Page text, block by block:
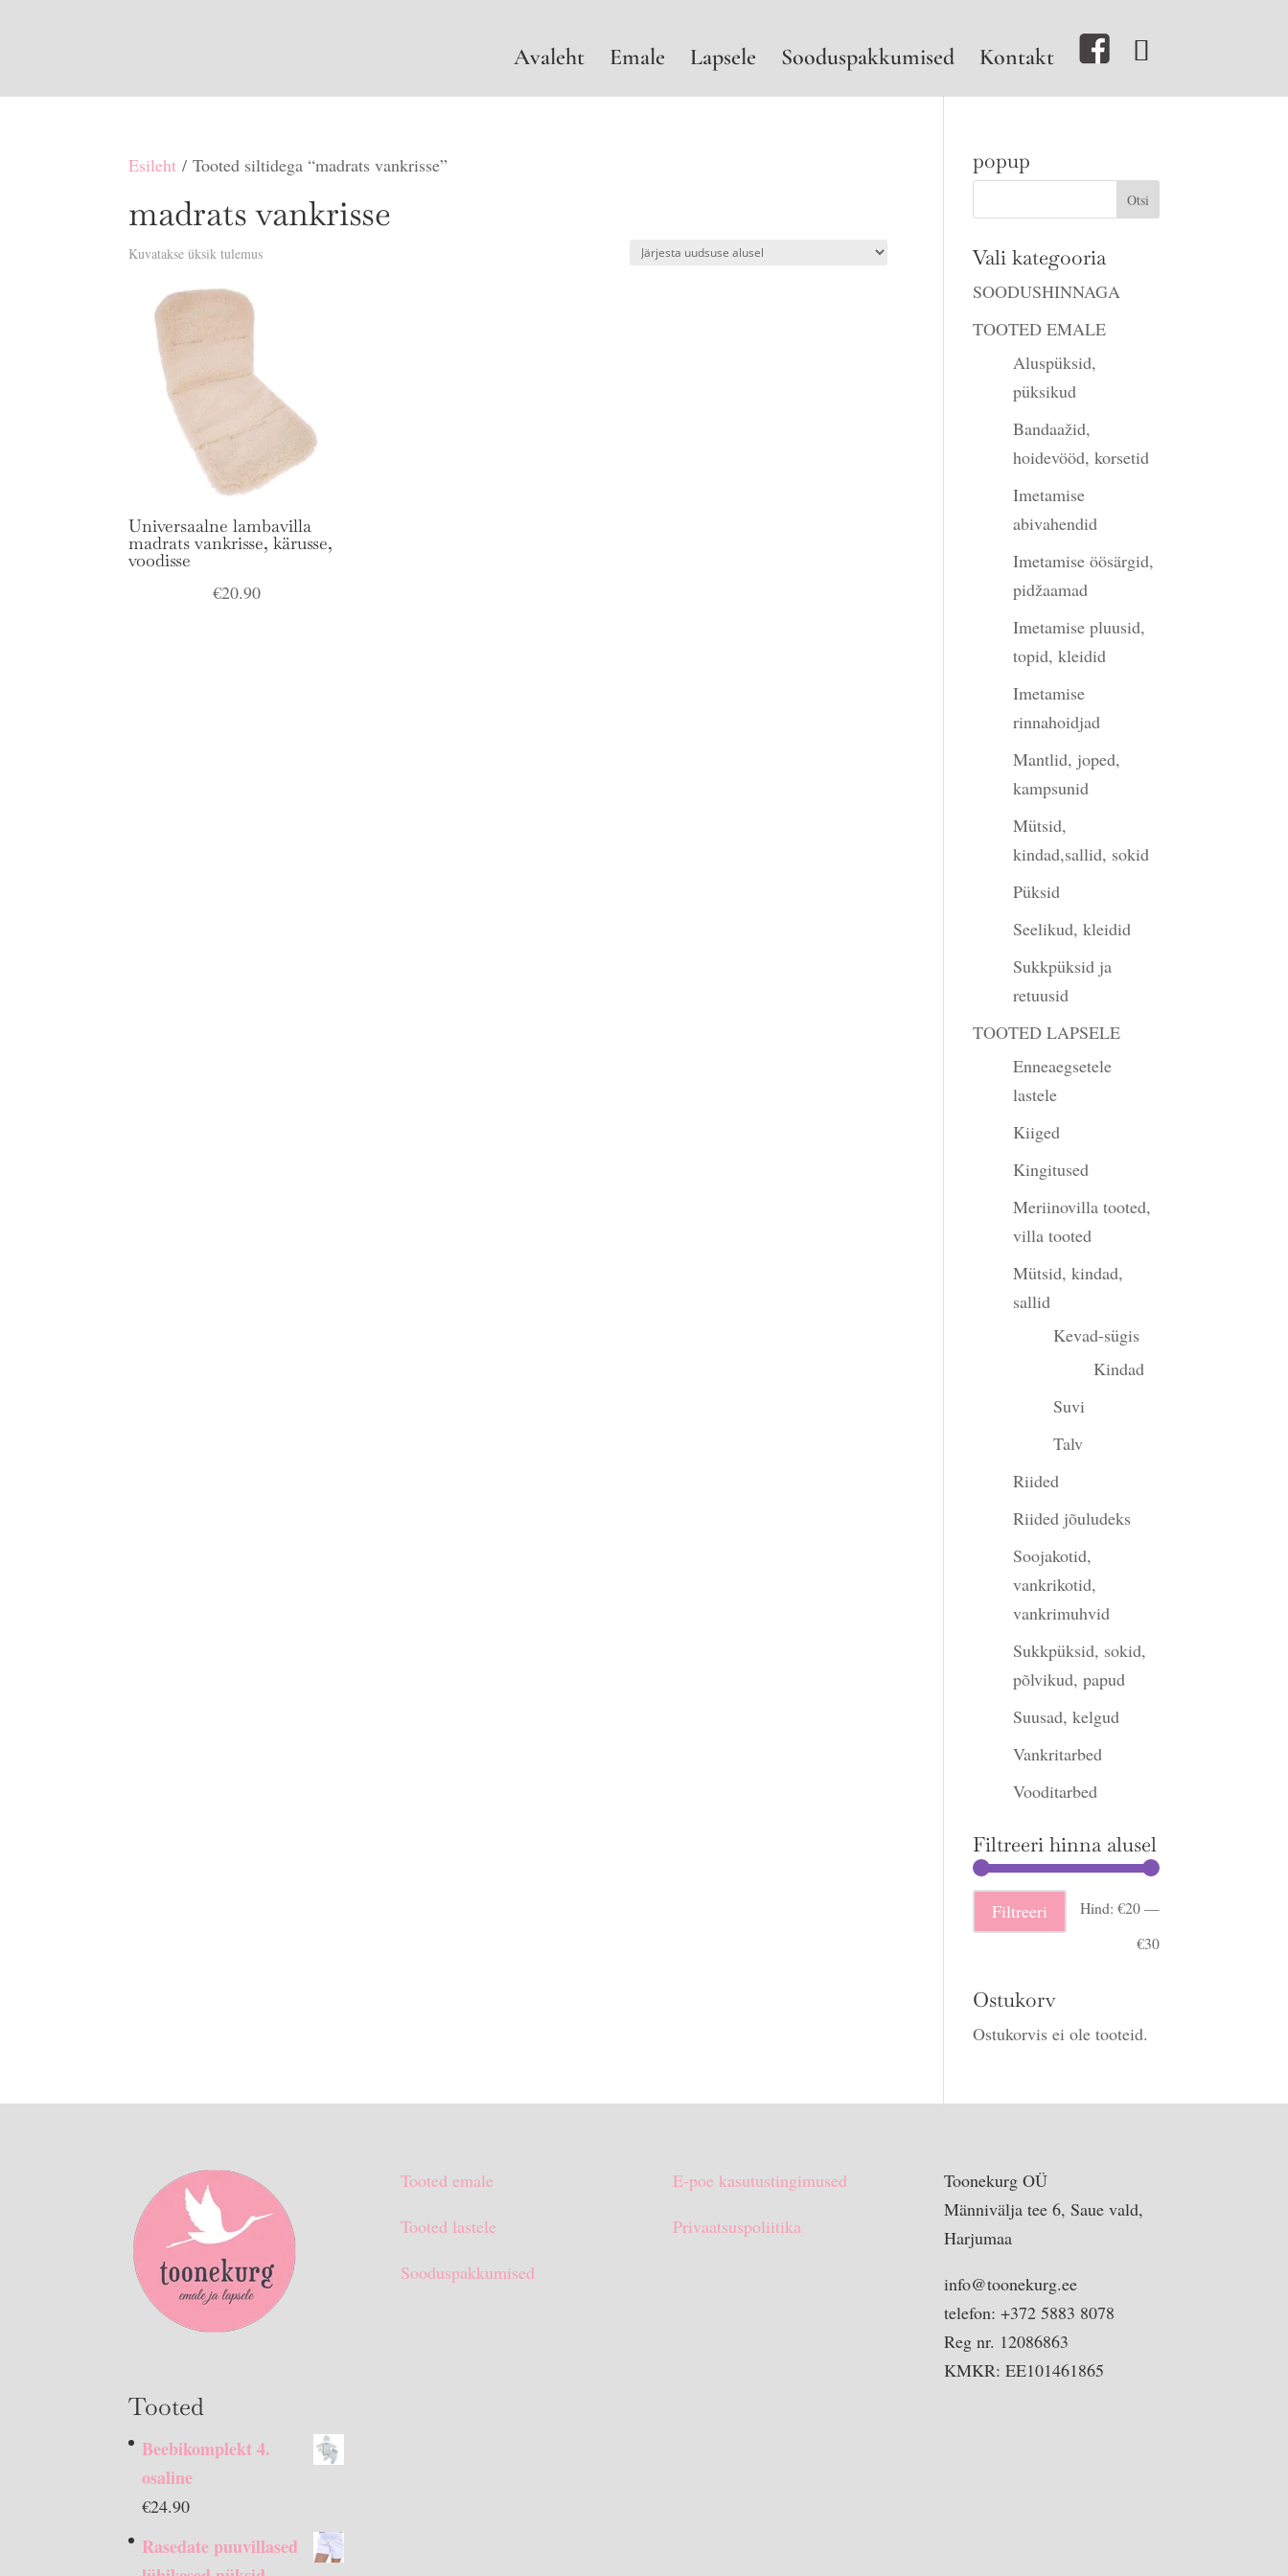
Avaleht Emale Lapsele Sooduspakkumised Kontakt
Esileht / Tooted siltidega “madrats vankrisse”
madrats vankrisse
Kuvatakse üksik tulemus
Universaalne lambavilla
madrats vankrisse, kärusse,
voodisse
€20.90
popup
Vali kategooria
SOODUSHINNAGA
TOOTED EMALE
Aluspüksid,
püksikud
Bandaažid,
hoidevööd, korsetid
Imetamise
abivahendid
Imetamise öösärgid,
pidžaamad
Imetamise pluusid,
topid, kleidid
Imetamise
rinnahoidjad
Mantlid, joped,
kampsunid
Mütsid,
kindad,sallid, sokid
Püksid
Seelikud, kleidid
Sukkpüksid ja
retuusid
TOOTED LAPSELE
Enneaegsetele
lastele
Kiiged
Kingitused
Meriinovilla tooted,
villa tooted
Mütsid, kindad,
sallid
Kevad-sügis
Kindad
Suvi
Talv
Riided
Riided jõuludeks
Soojakotid,
vankrikotid,
vankrimuhvid
Sukkpüksid, sokid,
põlvikud, papud
Suusad, kelgud
Vankritarbed
Vooditarbed
Filtreeri hinna alusel
Minimaalne
hind
Maksimaalne
hind
Filtreeri Hind: €20—
€30
Ostukorv
Ostukorvis ei ole tooteid.
Tooted
Beebikomplekt 4.
osaline
€24.90
Rasedate puuvillased
Tooted emale
Tooted lastele
Sooduspakkumised
E-poe kasutustingimused
Privaatsuspoliitika
Toonekurg OÜ
Männivälja tee 6, Saue vald,
Harjumaa
info@toonekurg.ee
telefon: +372 5883 8078
Reg nr. 12086863
KMKR: EE101461865